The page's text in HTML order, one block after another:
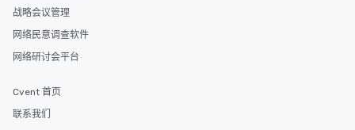
战略会议管理
网络民意调查软件
网络研讨会平台
Cvent 首页
联系我们